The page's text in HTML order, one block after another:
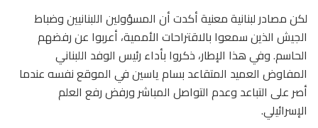
لكن مصادر لبنانية معنية أكدت أن المسؤولين اللبنانيين وضباط
الجيش الذين سمعوا بالاقتراحات الأممية، أعربوا عن رفضهم
الحاسم. وفي هذا الإطار، ذكروا بأداء رئيس الوفد اللبناني
المفاوض العميد المتقاعد بسام ياسين في الموقع نفسه عندما
أصر على التباعد وعدم التواصل المباشر ورفض رفع العلم
الإسرائيلي.